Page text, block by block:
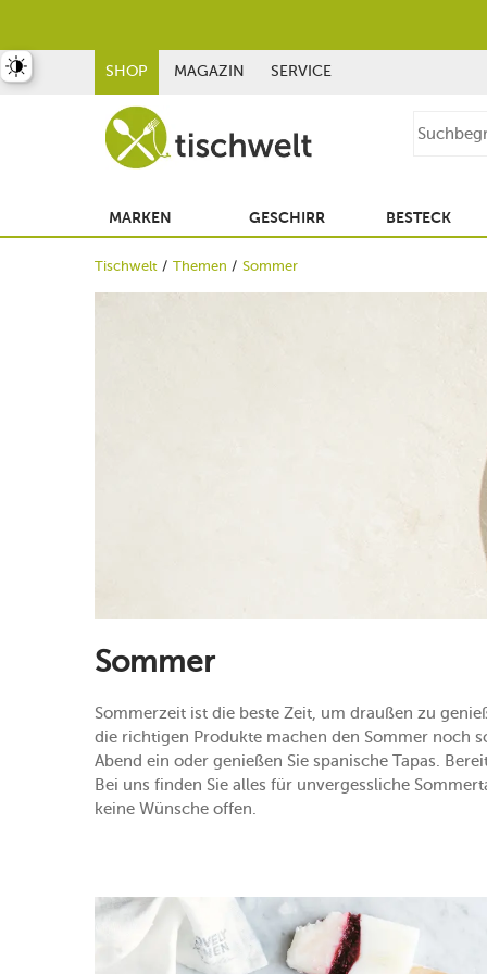
SHOP MAGAZIN SERVICE
MARKEN GESCHIRR BESTECK
Tischwelt Themen Sommer
Sommer
Sommerzeit ist die beste Zeit, um draußen zu
die richtigen Produkte machen den Sommer noch
Abend ein oder genießen Sie spanische Tapas.
Bei uns finden Sie alles für unvergessliche
keine Wünsche offen.
umschalten